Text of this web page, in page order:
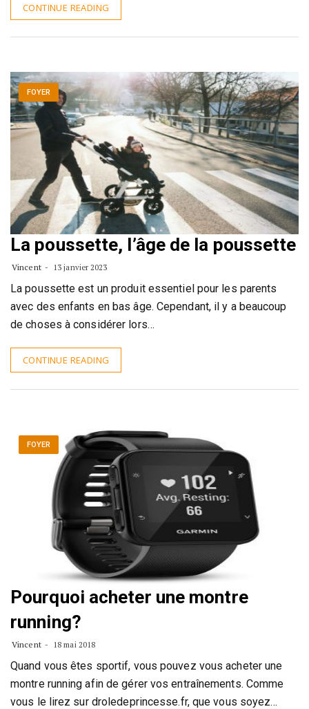
CONTINUE READING
FOYER
La poussette, l’âge de la poussette
Vincent 13 janvier 2023
La poussette est un produit essentiel pour les parents
avec des enfants en bas âge. Cependant, il y a beaucoup
de choses à considérer lors…
CONTINUE READING
FOYER
Pourquoi acheter une montre
running?
Vincent 18 mai 2018
Quand vous êtes sportif, vous pouvez vous acheter une
montre running afin de gérer vos entraînements. Comme
vous le lirez sur droledeprincesse.fr, que vous soyez…